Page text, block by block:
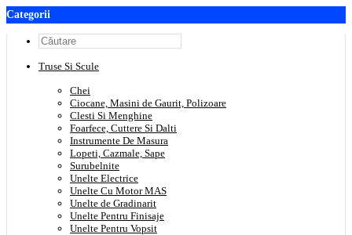
Categorii
Truse Si Scule
Chei
Ciocane, Masini de Gaurit, Polizoare
Clesti Si Menghine
Foarfece, Cuttere Si Dalti
Instrumente De Masura
Lopeti, Cazmale, Sape
Surubelnite
Unelte Electrice
Unelte Cu Motor MAS
Unelte de Gradinarit
Unelte Pentru Finisaje
Unelte Pentru Vopsit